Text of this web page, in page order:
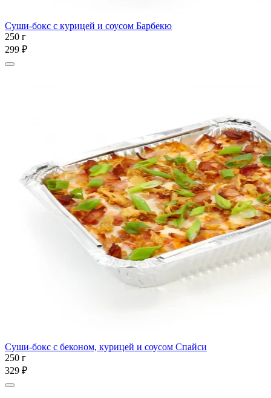
Суши-бокс с курицей и соусом Барбекю
250 г
299 ₽
Суши-бокс с беконом, курицей и соусом Спайси
250 г
329 ₽